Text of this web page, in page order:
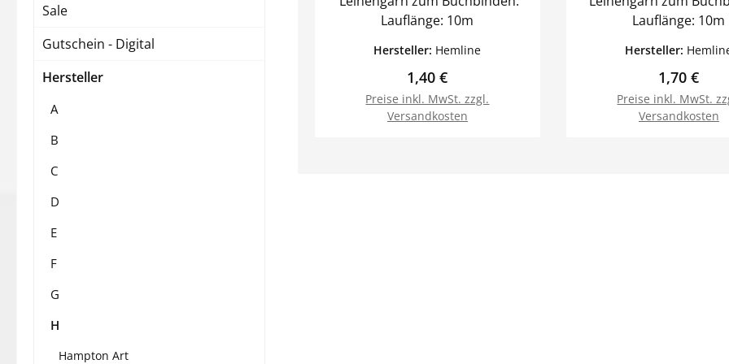
Sale
Gutschein - Digital
Hersteller
A
B
C
D
E
F
G
H
Hampton Art
Lauflänge: 10m
Hersteller: Hemline
Regulärer Preis:
1,40 €
Preise inkl. MwSt. zzgl.
Versandkosten
Lauflänge: 10m
Hersteller:
Regulärer
1,70 €
Preise inkl. MwSt.
Versandkosten